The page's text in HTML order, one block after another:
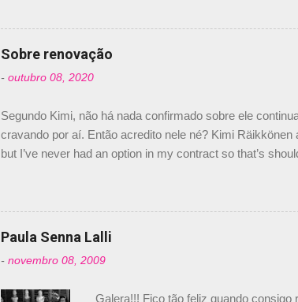
dirigente foi taxativo ao declarar que
verdade, nós recebemos uma oferta
Senna, não podemos ter dois
Sobre renovação
- outubro 08, 2020
Segundo Kimi, não há nada confirmado sobre ele
cravando por aí. Então acredito nele né? Kimi
but I’ve never had an option in my contract so that’s
falando sobre o fato do Iceman estar há tantos anos na
@RGrosjean ! #EifelGP 🇩🇪 #F1 pic.twitter.com/
Paula Senna Lalli
- novembro 08, 2009
Galera!!! Fico tão feliz quando